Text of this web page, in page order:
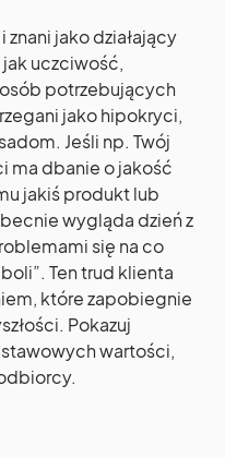
jako działający
uczciwość,
potrzebujących
jako hipokryci,
Jeśli np. Twój
ma dbanie o jakość
jakiś produkt lub
wygląda dzień z
się na co
Ten trud klienta
które zapobiegnie
Pokazuj
wartości,